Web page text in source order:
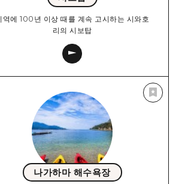
역에 100년 이상 때를 계속 고시하는 시와호
리의 시보탑
나가하마 해수욕장